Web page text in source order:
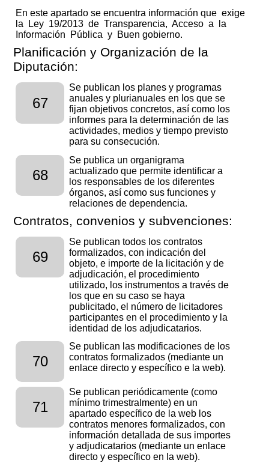
En este apartado se encuentra información que exige
la Ley 19/2013 de Transparencia, Acceso a la
Información Pública y Buen gobierno.
Planificación y Organización de la
Diputación:
67
Se publican los planes y programas
anuales y plurianuales en los que se
fijan objetivos concretos, así como los
informes para la determinación de las
actividades, medios y tiempo previsto
para su consecución.
68
Se publica un organigrama
actualizado que permite identificar a
los responsables de los diferentes
órganos, así como sus funciones y
relaciones de dependencia.
Contratos, convenios y subvenciones:
69
Se publican todos los contratos
formalizados, con indicación del
objeto, e importe de la licitación y de
adjudicación, el procedimiento
utilizado, los instrumentos a través de
los que en su caso se haya
publicitado, el número de licitadores
participantes en el procedimiento y la
identidad de los adjudicatarios.
70
Se publican las modificaciones de los
contratos formalizados (mediante un
enlace directo y específico e la web).
71
Se publican periódicamente (como
mínimo trimestralmente) en un
apartado específico de la web los
contratos menores formalizados, con
información detallada de sus importes
y adjudicatarios (mediante un enlace
directo y específico en la web).